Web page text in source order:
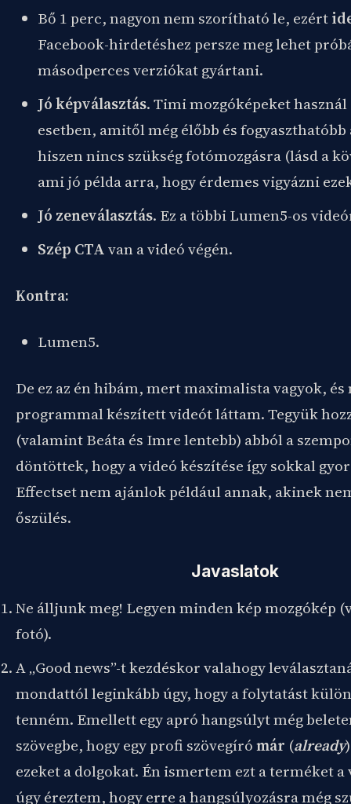
Bő 1 perc, nagyon nem szorítható le, ezért
Facebook-hirdetéshez persze meg lehet
másodperces verziókat gyártani.
Jó képválasztás. Timi mozgóképeket használ
esetben, amitől még élőbb és fogyaszthatóbb
hiszen nincs szükség fotómozgásra (lásd a
ami jó példa arra, hogy érdemes vigyázni
Jó zeneválasztás. Ez a többi Lumen5-os
Szép CTAvan a videó végén.
Kontra:
Lumen5.
De ez az én hibám, mert maximalista vagyok, és
programmal készített videót láttam. Tegyük
(valamint Beáta és Imre lentebb) abból a
döntöttek, hogy a videó készítése így sokkal
Effectset nem ajánlok például annak, akinek
őszülés.
Javaslatok
Ne álljunk meg! Legyen minden kép mozgókép
fotó).
A „Good news”-t kezdéskor valahogy
mondattól leginkább úgy, hogy a folytatást
tenném. Emellett egy apró hangsúlyt még
szövegbe, hogy egy profi szövegírómár (already
ezeket a dolgokat. Én ismertem ezt a terméket a
úgy éreztem, hogy erre a hangsúlyozásra még